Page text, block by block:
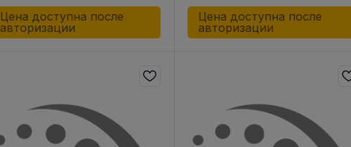
Цена доступна после
авторизации
Цена доступна после
авторизации